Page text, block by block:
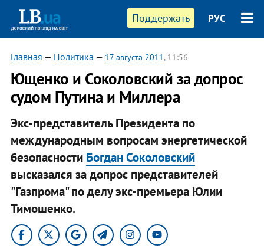
Поддержать РУС
Главная — Политика — 17 августа 2011, 11:56
Ющенко и Соколовский за допрос
судом Путина и Миллера
Экс-представитель Президента по
международным вопросам энергетической
безопасности Богдан Соколовский
высказался за допрос представителей
"Газпрома" по делу экс-премьера Юлии
Тимошенко.